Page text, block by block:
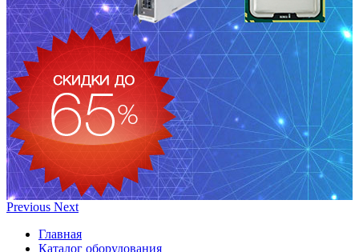
Previous Next
Главная
Каталог оборудования